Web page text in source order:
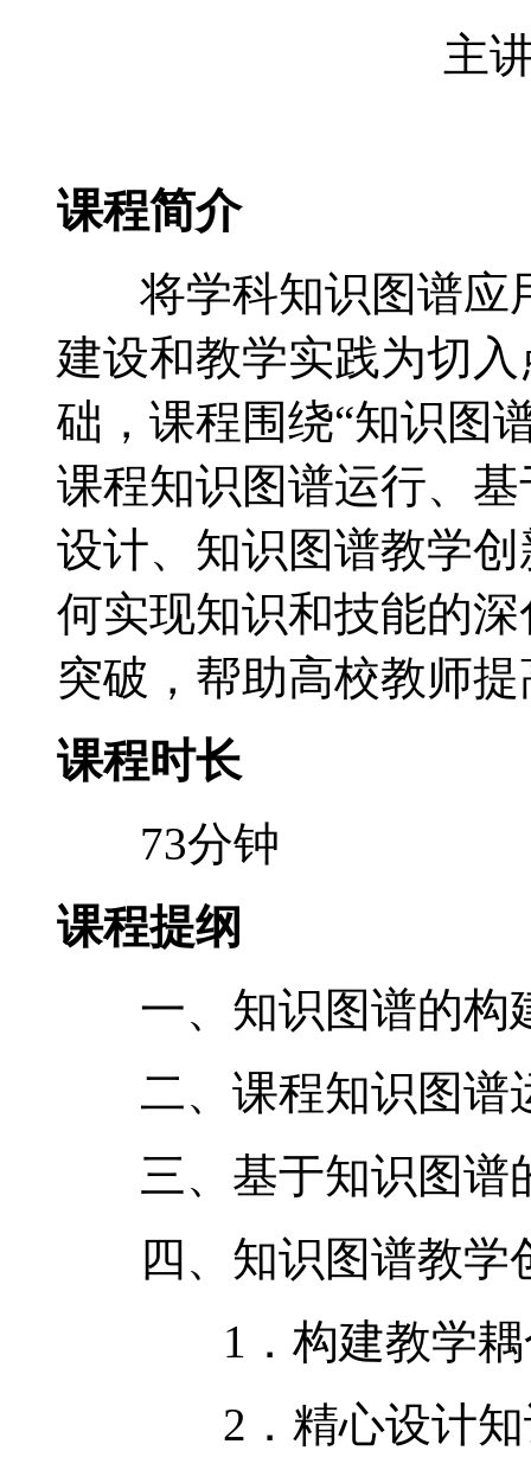
主
课程简介
将学科知识图谱应
建设和教学实践为切
础，课程围绕“知识图
课程知识图谱运行、
设计、知识图谱教学
何实现知识和技能的
突破，帮助高校教师
课程时长
73分钟
课程提纲
一、知识图谱的构
二、课程知识
三、基于知识图谱
四、知识图谱教学
1．构建教学耦合
2．精心设计知识